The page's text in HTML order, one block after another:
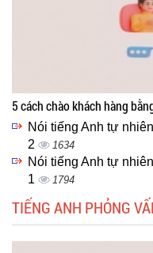
5 cách chào khách hàng
Nói tiếng Anh tự
2
1634
Nói tiếng Anh tự
1
1794
TIẾNG ANH PHỎNG